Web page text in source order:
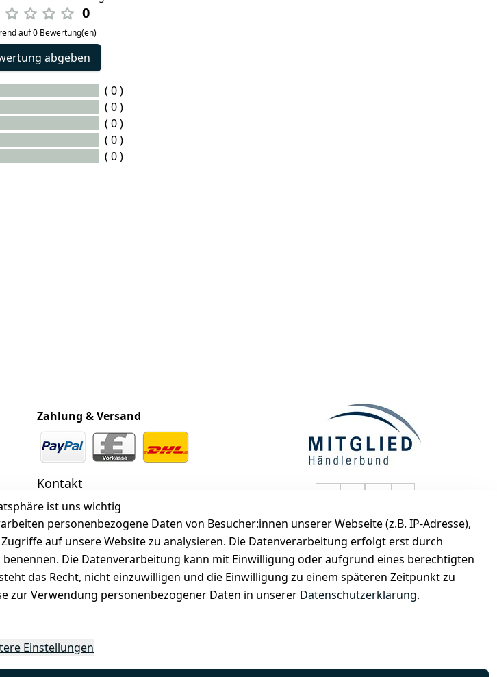
0
auf 0 Bewertung(en)
abgeben
( 0 )
( 0 )
( 0 )
( 0 )
( 0 )
ist uns wichtig
personenbezogene Daten von Besucher:innen unserer Webseite (z.B. IP-Adresse),
auf unsere Website zu analysieren. Die Datenverarbeitung erfolgt erst durch
Die Datenverarbeitung kann mit Einwilligung oder aufgrund eines berechtigten
das Recht, nicht einzuwilligen und die Einwilligung zu einem späteren Zeitpunkt zu
zur Verwendung personenbezogener Daten in unserer Datenschutzerklärung.
Einstellungen
Zahlung & Versand
Kontakt
+49 (0)6185 2457
Mail: info@selected-lights.de
Unter den Weingärten 42
63546 Hammersbach